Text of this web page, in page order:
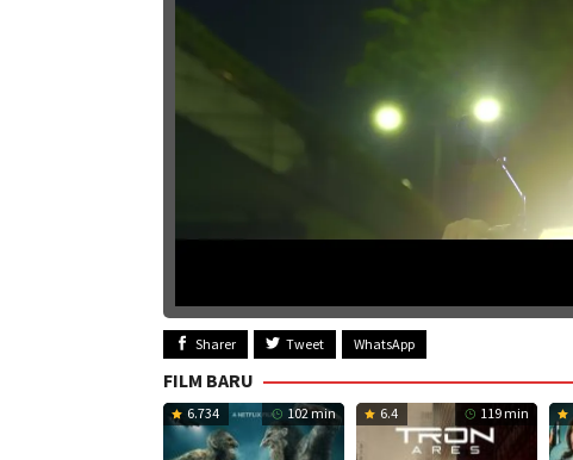
Sharer Tweet WhatsApp
FILM BARU
6.734 102 min 6.4 119 min